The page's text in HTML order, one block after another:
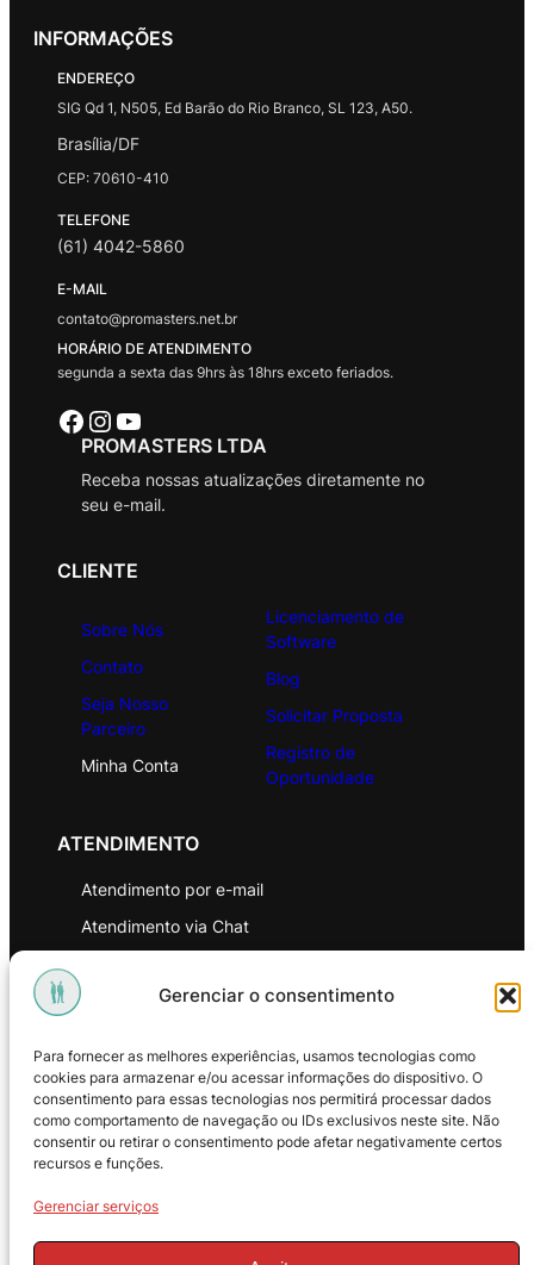
Gerenciar o consentimento
Para fornecer as melhores experiências, usamos tecnologias como
cookies para armazenar e/ou acessar informações do dispositivo. O
consentimento para essas tecnologias nos permitirá processar dados
como comportamento de navegação ou IDs exclusivos neste site. Não
consentir ou retirar o consentimento pode afetar negativamente certos
recursos e funções.
Gerenciar serviços
INFORMAÇÕES
ENDEREÇO
SIG Qd 1, N505, Ed Barão do Rio Branco, SL 123, A50.
Brasília/DF
CEP: 70610-410
TELEFONE
(61) 4042-5860
E-MAIL
contato@promasters.net.br
HORÁRIO DE ATENDIMENTO
segunda a sexta das 9hrs às 18hrs exceto feriados.
Facebook Instagram Youtube
PROMASTERS LTDA
Receba nossas atualizações diretamente no
seu e-mail.
CLIENTE
Sobre Nós
Contato
Seja Nosso
Parceiro
Minha Conta
Licenciamento de
Software
Blog
Solicitar Proposta
Registro de
Oportunidade
ATENDIMENTO
Atendimento por e-mail
Atendimento via Chat
Política de Privacidade
Política de Troca e Devoluções
Política de Reembolso